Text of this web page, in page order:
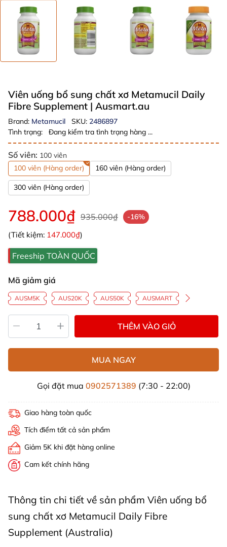
Viên uống bổ sung chất xơ Metamucil Daily
Fibre Supplement | Ausmart.au
Brand: Metamucil SKU: 2486897
Tình trạng:
Đang kiểm tra tình trạng hàng ...
Số viên: 100 viên
100 viên (Hàng order)
160 viên (Hàng order)
300 viên (Hàng order)
788.000₫ 935.000₫ -16%
(Tiết kiệm: 147.000₫)
Freeship TOÀN QUỐC
Mã giảm giá
AUSM5K AUS20K AUS50K AUSMART
THÊM VÀO GIỎ
MUA NGAY
Gọi đặt mua 0902571389 (7:30 - 22:00)
Giao hàng toàn quốc
Tích điểm tất cả sản phẩm
Giảm 5K khi đặt hàng online
Cam kết chính hãng
Thông tin chi tiết về sản phẩm Viên uống bổ
sung chất xơ Metamucil Daily Fibre
Supplement (Australia)